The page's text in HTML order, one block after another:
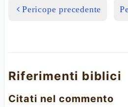
Pericope precedente
Riferimenti biblici
Citati nel commento